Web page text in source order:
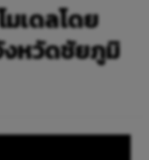
เดลโดย
งหวัดชัยภูมิ